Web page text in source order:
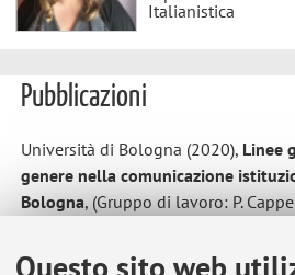
Questo sito web
Italianistica
Pubblicazioni
Università di Bologna (2020), Linee
genere nella comunicazione
Bologna, (Gruppo di lavoro: P.
F. Murino, B. Siboni, M. Viale)